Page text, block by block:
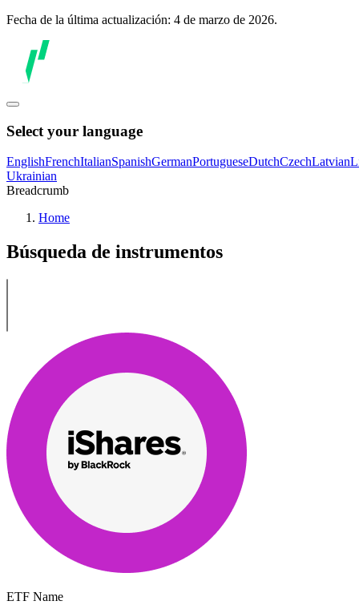
Fecha de la última actualización: 4 de marzo de 2026.
Select your language
EnglishFrenchItalianSpanishGermanPortugueseDutchCzechLatvian
Ukrainian
Breadcrumb
Home
Búsqueda de instrumentos
ETF Name